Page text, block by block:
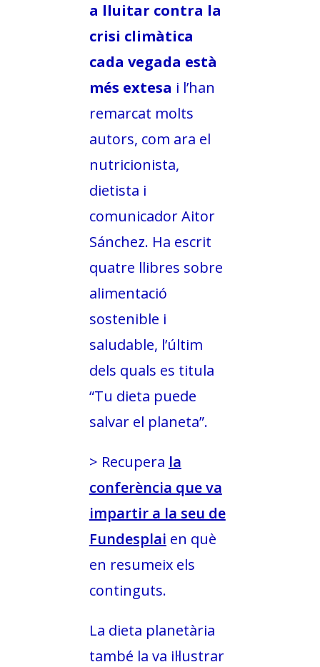
a lluitar contra la
crisi climàtica
cada vegada està
més extesa i l’han
remarcat molts
autors, com ara el
nutricionista,
dietista i
comunicador Aitor
Sánchez. Ha escrit
quatre llibres sobre
alimentació
sostenible i
saludable, l’últim
dels quals es titula
“Tu dieta puede
salvar el planeta”.
> Recupera la
conferència que va
impartir a la seu de
Fundesplai en què
en resumeix els
continguts.
La dieta planetària
també la va il·lustrar